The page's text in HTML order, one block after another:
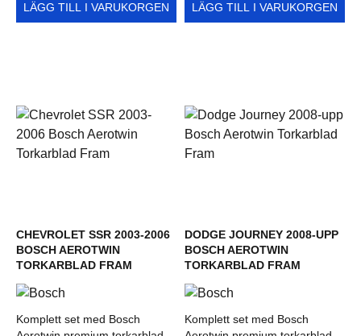
LÄGG TILL I VARUKORGEN LÄGG TILL I VARUKORGEN
CHEVROLET SSR 2003-2006
BOSCH AEROTWIN
TORKARBLAD FRAM
Komplett set med Bosch
DODGE JOURNEY 2008-UPP
BOSCH AEROTWIN
TORKARBLAD FRAM
Komplett set med Bosch